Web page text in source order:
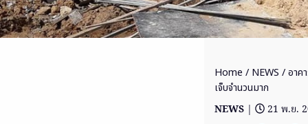
Home / NEWS / อาค
เจ็บจำนวนมาก
NEWS |
21 พ.ย.